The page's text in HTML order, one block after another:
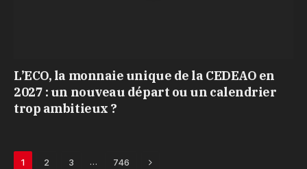
L’ECO, la monnaie unique de la CEDEAO en
2027 : un nouveau départ ou un calendrier
trop ambitieux ?
1 2 3 … 746 Next